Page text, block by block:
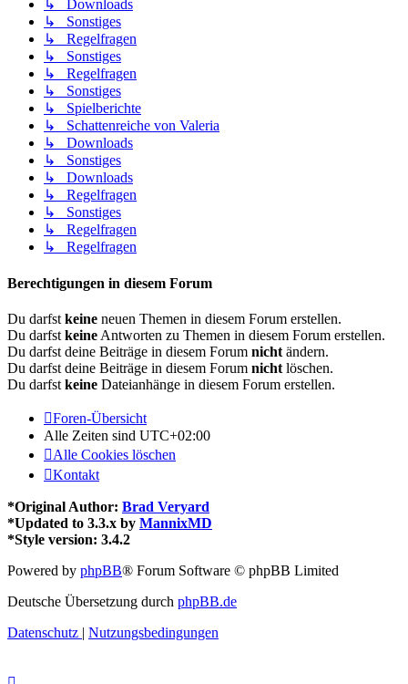
↳ Downloads
↳ Sonstiges
↳ Regelfragen
↳ Sonstiges
↳ Regelfragen
↳ Sonstiges
↳ Spielberichte
↳ Schattenreiche von Valeria
↳ Downloads
↳ Sonstiges
↳ Downloads
↳ Regelfragen
↳ Sonstiges
↳ Regelfragen
↳ Regelfragen
Berechtigungen in diesem Forum
Du darfst keine neuen Themen in diesem Forum erstellen.
Du darfst keine Antworten zu Themen in diesem Forum erstellen.
Du darfst deine Beiträge in diesem Forum nicht ändern.
Du darfst deine Beiträge in diesem Forum nicht löschen.
Du darfst keine Dateianhänge in diesem Forum erstellen.
Foren-Übersicht
Alle Zeiten sind UTC+02:00
Alle Cookies löschen
Kontakt
*Original Author: Brad Veryard
*Updated to 3.3.x by MannixMD
*Style version: 3.4.2
Powered by phpBB® Forum Software © phpBB Limited
Deutsche Übersetzung durch phpBB.de
Datenschutz | Nutzungsbedingungen